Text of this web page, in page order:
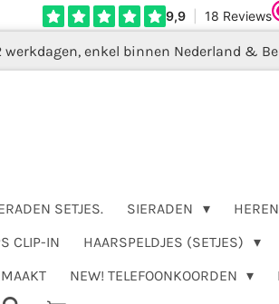
werkdagen, enkel binnen Nederland &
SETJES. SIERADEN
CLIP-IN HAARSPELDJES (SETJES)
NEW! TELEFOONKOORDEN